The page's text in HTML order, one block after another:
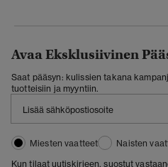
Avaa Eksklusiivinen
Saat pääsyn: kulissien takana
tuotteisiin ja myyntiin.
Miesten vaatteet
Naisten
Kun tilaat uutiskirjeen, suostut